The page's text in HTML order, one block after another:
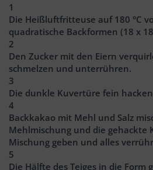
1
Die Heißluftfritteuse auf 180 °C
quadratische Backformen (18 x
2
Den Zucker mit den Eiern
schmelzen und unterrühren.
3
Die dunkle Kuvertüre fein
4
Backkakao mit Mehl und Salz
Mehlmischung und die gehackte
Mischung geben und alles
5
Die Hälfte des Teiges in die Form